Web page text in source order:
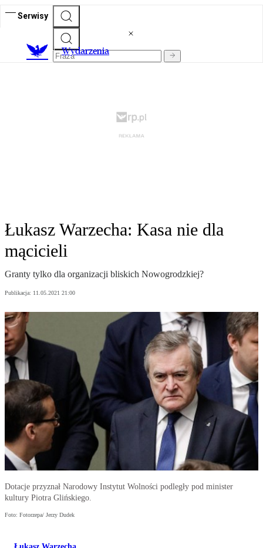
Serwisy
Wydarzenia
Łukasz Warzecha: Kasa nie dla
mącicieli
Granty tylko dla organizacji bliskich Nowogrodzkiej?
Publikacja: 11.05.2021 21:00
Dotacje przyznał Narodowy Instytut Wolności podległy pod minister
kultury Piotra Glińskiego.
Foto: Fotorzepa/ Jerzy Dudek